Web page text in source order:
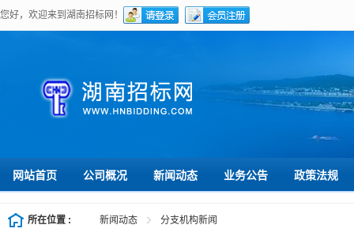
您好，欢迎来到湖南招标网！
网站首页 公司概况 新闻动态 业务公告 政策法规
所在位置 : 新闻动态 分支机构新闻